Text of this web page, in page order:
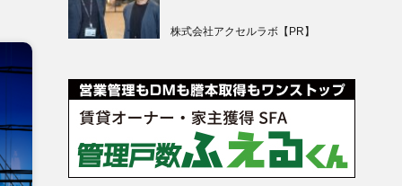
株式会社アクセルラボ【PR】